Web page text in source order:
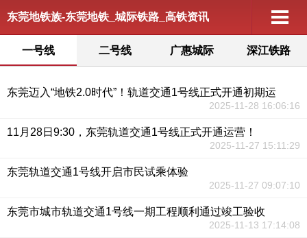
东莞地铁族-东莞地铁_城际铁路_高铁资讯
一号线 二号线 广惠城际 深江铁路
东莞迈入“地铁2.0时代”！轨道交通1号线正式开通初期运
2025-11-28 16:06:16
11月28日9:30，东莞轨道交通1号线正式开通运营！
2025-11-27 15:11:29
东莞轨道交通1号线开启市民试乘体验
2025-11-27 09:07:10
东莞市城市轨道交通1号线一期工程顺利通过竣工验收
2025-11-13 17:14:08